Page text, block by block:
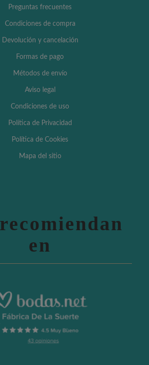
Preguntas frecuentes
Condiciones de compra
Devolución y cancelación
Formas de pago
Métodos de envío
Aviso legal
Condiciones de uso
Política de Privacidad
Política de Cookies
Mapa del sitio
en